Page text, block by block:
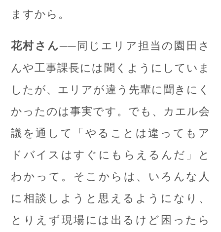
ますから。
花村さん──同じエリア担当の園田さ
んや工事課長には聞くようにしていま
したが、エリアが違う先輩に聞きにく
かったのは事実です。でも、カエル会
議を通して「やることは違ってもア
ドバイスはすぐにもらえるんだ」と
わかって。そこからは、いろんな人
に相談しようと思えるようになり、
とりえず現場には出るけど困ったら